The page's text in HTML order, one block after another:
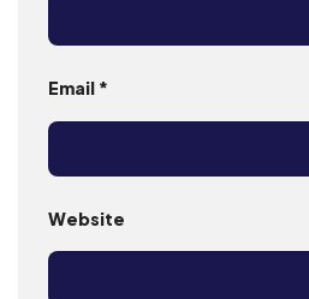
Email *
Website